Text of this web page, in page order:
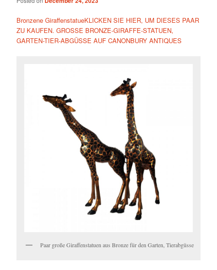
Bronzene GiraffenstatueKLICKEN SIE HIER, UM DIESES PAAR
ZU KAUFEN. GROSSE BRONZE-GIRAFFE-STATUEN,
GARTEN-TIER-ABGÜSSE AUF CANONBURY ANTIQUES
Paar große Giraffenstatuen aus Bronze für den Garten, Tierabgüsse